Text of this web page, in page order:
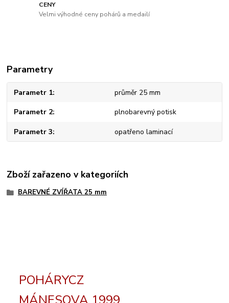
CENY
Velmi výhodné ceny pohárů a medailí
Parametry
Parametr 1 průměr 25 mm
Parametr 2 plnobarevný potisk
Parametr 3 opatřeno laminací
Zboží zařazeno v kategoriích
BAREVNÉ ZVÍŘATA 25 mm
POHÁRYCZ